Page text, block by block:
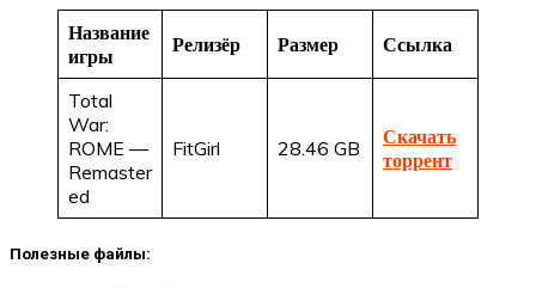
Название
игры
Релизёр Размер Ссылка
Total
War:
ROME —
Remaster
ed
FitGirl 28.46 GB
Скачать
торрент
Полезные файлы: